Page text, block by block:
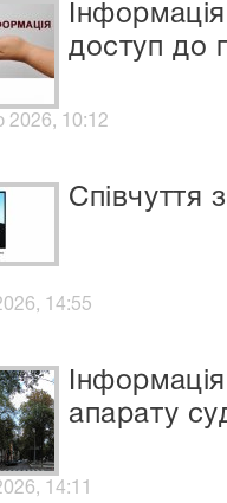
доступ до
2026, 10:12
Співчуття
14:55
апарату
14:11